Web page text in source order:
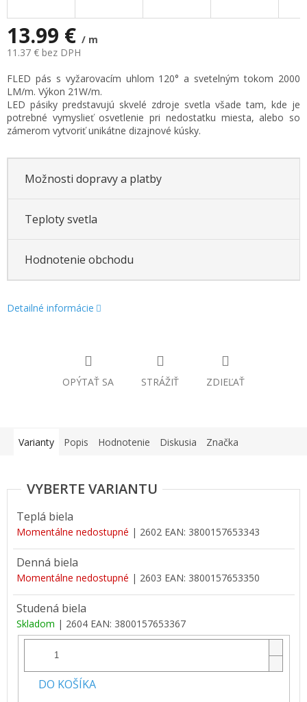
13.99 € / m
11.37 € bez DPH
Jednotková
cena:
FLED pás s vyžarovacím uhlom 120° a svetelným tokom 2000
LM/m. Výkon 21W/m.
LED pásiky predstavujú skvelé zdroje svetla všade tam, kde je
potrebné vymyslieť osvetlenie pri nedostatku miesta, alebo so
zámerom vytvoriť unikátne dizajnové kúsky.
Možnosti dopravy a platby
Teploty svetla
Hodnotenie obchodu
Detailné informácie
OPÝTAŤ SA STRÁŽIŤ ZDIEĽAŤ
Varianty Popis Hodnotenie Diskusia Značka
Teplá biela
Momentálne nedostupné | 2602 EAN: 3800157653343
Denná biela
Momentálne nedostupné | 2603 EAN: 3800157653350
Studená biela
Skladom | 2604 EAN: 3800157653367
DO KOŠÍKA